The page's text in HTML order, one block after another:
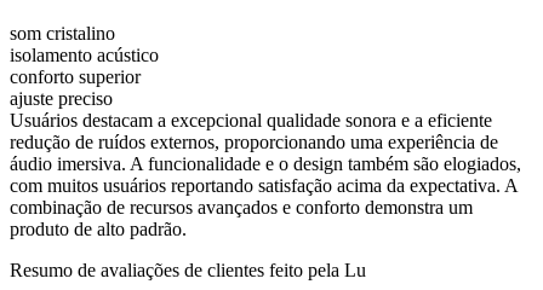
som cristalino
isolamento acústico
conforto superior
ajuste preciso
Usuários destacam a excepcional qualidade sonora e a eficiente
redução de ruídos externos, proporcionando uma experiência de
áudio imersiva. A funcionalidade e o design também são elogiados,
com muitos usuários reportando satisfação acima da expectativa. A
combinação de recursos avançados e conforto demonstra um
produto de alto padrão.
Resumo de avaliações de clientes feito pela Lu